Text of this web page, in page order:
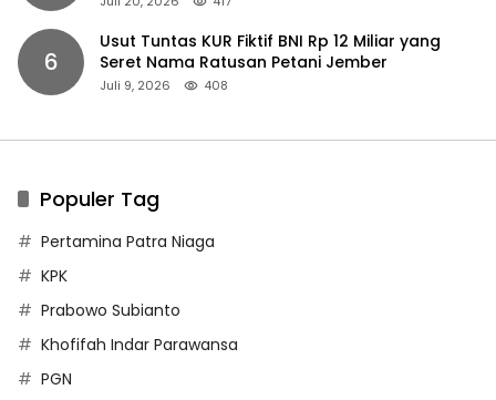
6
Usut Tuntas KUR Fiktif BNI Rp 12 Miliar yang
Seret Nama Ratusan Petani Jember
Juli 9, 2026 408
Populer Tag
Pertamina Patra Niaga
KPK
Prabowo Subianto
Khofifah Indar Parawansa
PGN